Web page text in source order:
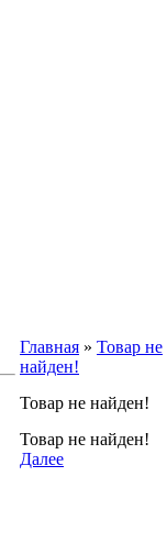
Главная » Товар не
найден!
Товар не найден!
Товар не найден!
Далее